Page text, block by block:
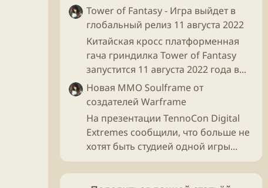
Tower of Fantasy - Игра выйдет в
глобальный релиз 11 августа 2022
Китайская кросс платформенная
гача гриндилка Tower of Fantasy
запустится 11 августа 2022 года в...
Новая ММО Soulframe от
создателей Warframe
На презентации TennoCon Digital
Extremes сообщили, что больше не
хотят быть студией одной игры...